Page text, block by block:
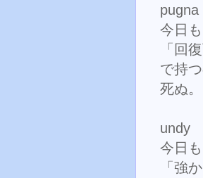
pugna
今日
「回
で持
死ぬ。
undy
今日
「強